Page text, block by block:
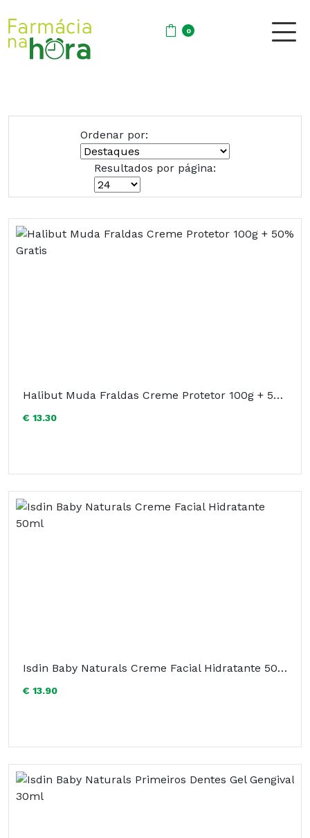
0
Ordenar por:
Resultados por página:
Halibut Muda Fraldas Creme Protetor 100g + 50% Gratis
€ 13.30
Isdin Baby Naturals Creme Facial Hidratante 50ml
€ 13.90